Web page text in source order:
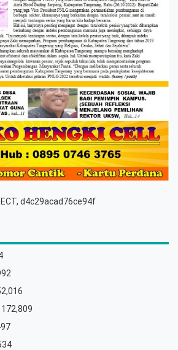
d4c29acad76ce94f
172,809